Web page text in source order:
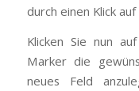
durch einen Klick
Klicken Sie nun
Marker die
neues Feld